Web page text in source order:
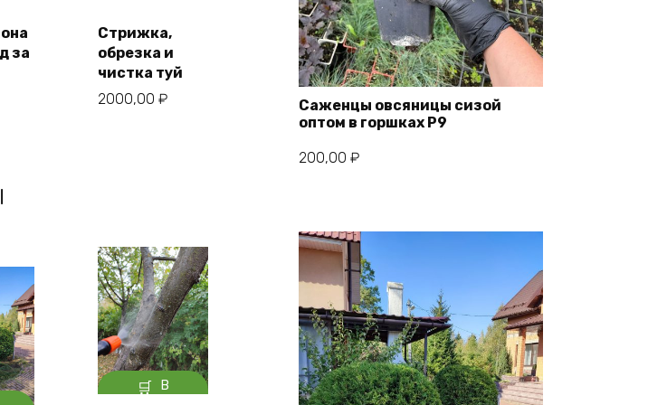
за
Купить в
один клик
Стрижка,
обрезка и
чистка туй
2000,00 ₽
В
Саженцы овсяницы сизой
оптом в горшках P9
200,00 ₽